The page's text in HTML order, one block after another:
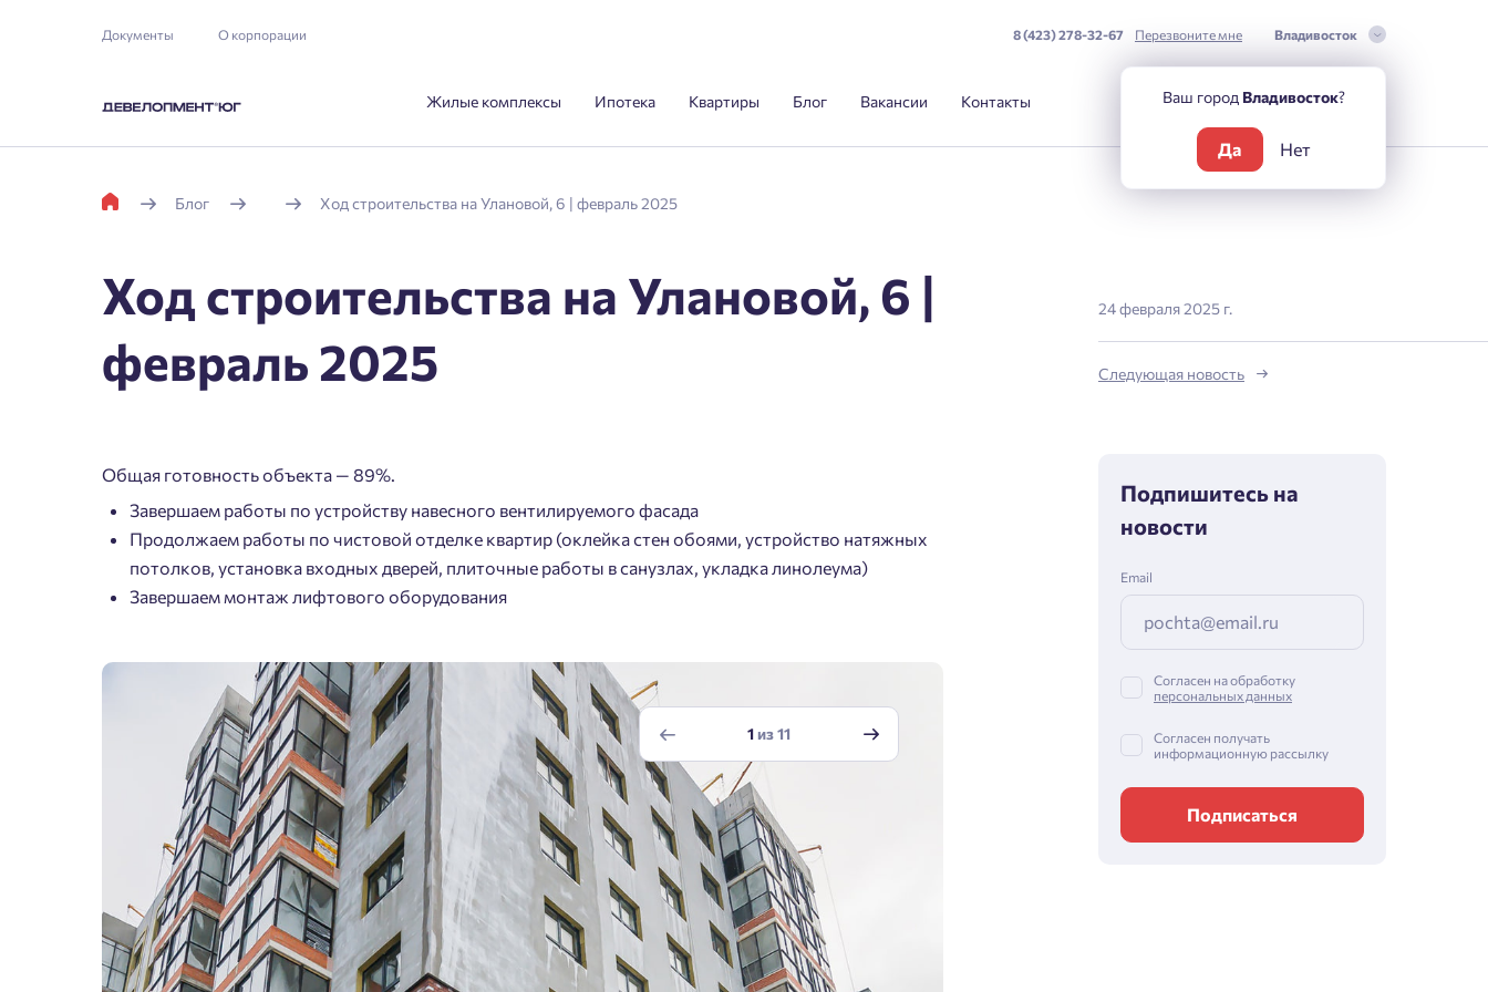
Документы О корпорации 8 (423) 278-32-67 Перезвоните мне Владивосток
Жилые комплексы Ипотека Квартиры Блог Вакансии Контакты
Блог Ход строительства на Улановой, 6 | февраль 2025
Ход строительства на Улановой, 6 |
февраль 2025
Общая готовность объекта — 89%.
Завершаем работы по устройству навесного вентилируемого фасада
Продолжаем работы по чистовой отделке квартир (оклейка стен обоями, устройство натяжных
потолков, установка входных дверей, плиточные работы в санузлах, укладка линолеума)
Завершаем монтаж лифтового оборудования
1из11
24 февраля 2025 г.
Следующая новость
Подпишитесь на
новости
Email
Согласен на обработку
персональных данных
Согласен получать
информационную рассылку
Подписаться
Пожалуйста, оставьте ваши контакты и мы вам перезвоним.
Добро пожаловать в
личный кабинет
Выбор города
Ваш город Владивосток?
Да Нет